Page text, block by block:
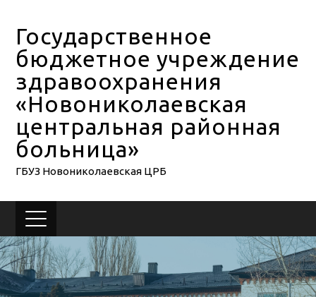
Государственное
бюджетное учреждение
здравоохранения
«Новониколаевская
центральная районная
больница»
ГБУЗ Новониколаевская ЦРБ